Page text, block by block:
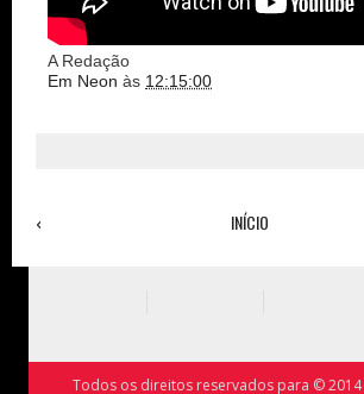
A Redação
Em Neon às 12:15:00
‹
INÍCIO
Todos os direitos reservados para © 2014